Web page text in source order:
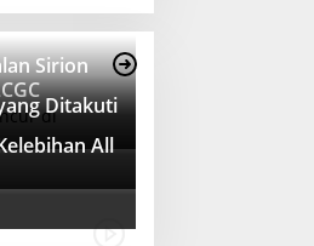
Sirion
Ditakuti
All